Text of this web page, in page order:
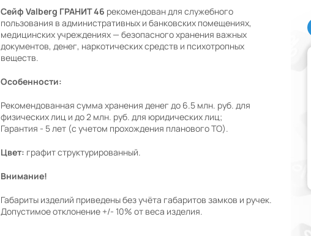
Сейф Valberg ГРАНИТ 46 рекомендован для служебного
пользования в административных и банковских помещениях,
медицинских учреждениях — безопасного хранения важных
документов, денег, наркотических средств и психотропных
веществ.
Особенности:
Рекомендованная сумма хранения денег до 6.5 млн. руб. для
физических лиц и до 2 млн. руб. для юридических лиц;
Гарантия - 5 лет (с учетом прохождения планового ТО).
Цвет: графит структурированный.
Внимание!
Габариты изделий приведены без учёта габаритов замков и ручек.
Допустимое отклонение +/- 10% от веса изделия.